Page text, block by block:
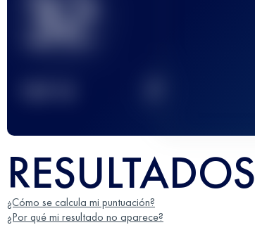
32
RESULTADOS
¿Cómo se calcula mi puntuación?
¿Por qué mi resultado no aparece?